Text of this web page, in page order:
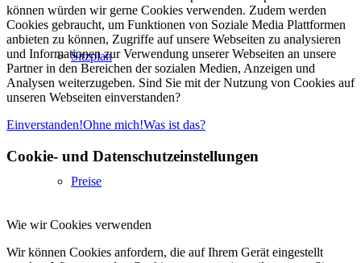
Sitzplan
Preise
können würden wir gerne Cookies verwenden. Zudem werden
Cookies gebraucht, um Funktionen von Soziale Media Plattformen
anbieten zu können, Zugriffe auf unsere Webseiten zu analysieren
und Informationen zur Verwendung unserer Webseiten an unsere
Partner in den Bereichen der sozialen Medien, Anzeigen und
Analysen weiterzugeben. Sind Sie mit der Nutzung von Cookies auf
unseren Webseiten einverstanden?
Einverstanden!Ohne mich!Was ist das?
Cookie- und Datenschutzeinstellungen
Wie wir Cookies verwenden
Wir können Cookies anfordern, die auf Ihrem Gerät eingestellt